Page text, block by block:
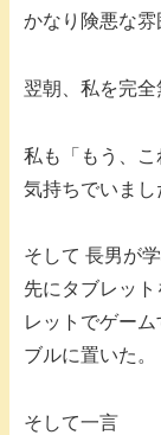
かなり険悪な雰
翌朝、私を完全
私も「もう、
気持ちでいまし
そして 長男が
先にタブレッ
レットでゲー
ブルに置いた。
そして一言